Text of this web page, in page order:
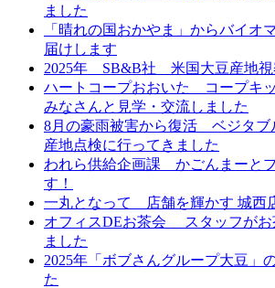
ました
「晴れの国おかやま」からバイオ
届けします
2025年 SB&B社 米国大豆産地視
ハートコープおおいた コープキ
みなさんと見学・交流しました
8月の豪雨被害から復活 ベジタブ
産地点検に行ってきました
われら供給企画課 かごんまーと
す！
一丸となって 店舗を輝かす 城西
オフィスDEお茶会 スタッフがお
ました
2025年「ボブさんグループ大豆」
た